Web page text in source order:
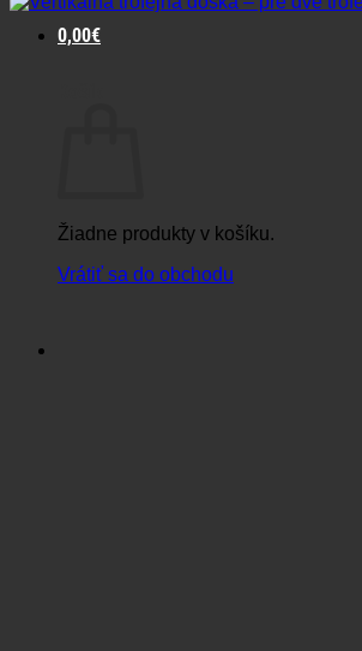
0,00€
Žiadne produkty v košíku.
Vrátiť sa do obchodu